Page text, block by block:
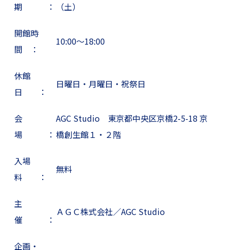
期 ：
（土）
開館時
間 ：
10:00～18:00
休館
日 ：
日曜日・月曜日・祝祭日
会
場 ：
AGC Studio 東京都中央区京橋2-5-18 京
橋創生館１・２階
入場
料 ：
無料
主
催 ：
ＡＧＣ株式会社／AGC Studio
企画・